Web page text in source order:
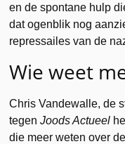
en de spontane hulp
dat ogenblik nog
repressailes van de
Wie weet
Chris Vandewalle, de
tegenJoods Actueel
die meer weten over